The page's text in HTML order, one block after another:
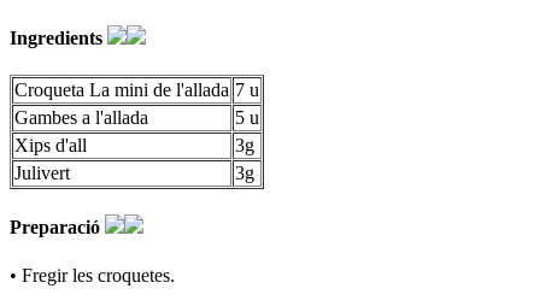
Ingredients
Croqueta La mini de l'allada 7 u
Gambes a l'allada
5 u
Xips d'all
3g
Julivert
3g
Preparació
• Fregir les croquetes.